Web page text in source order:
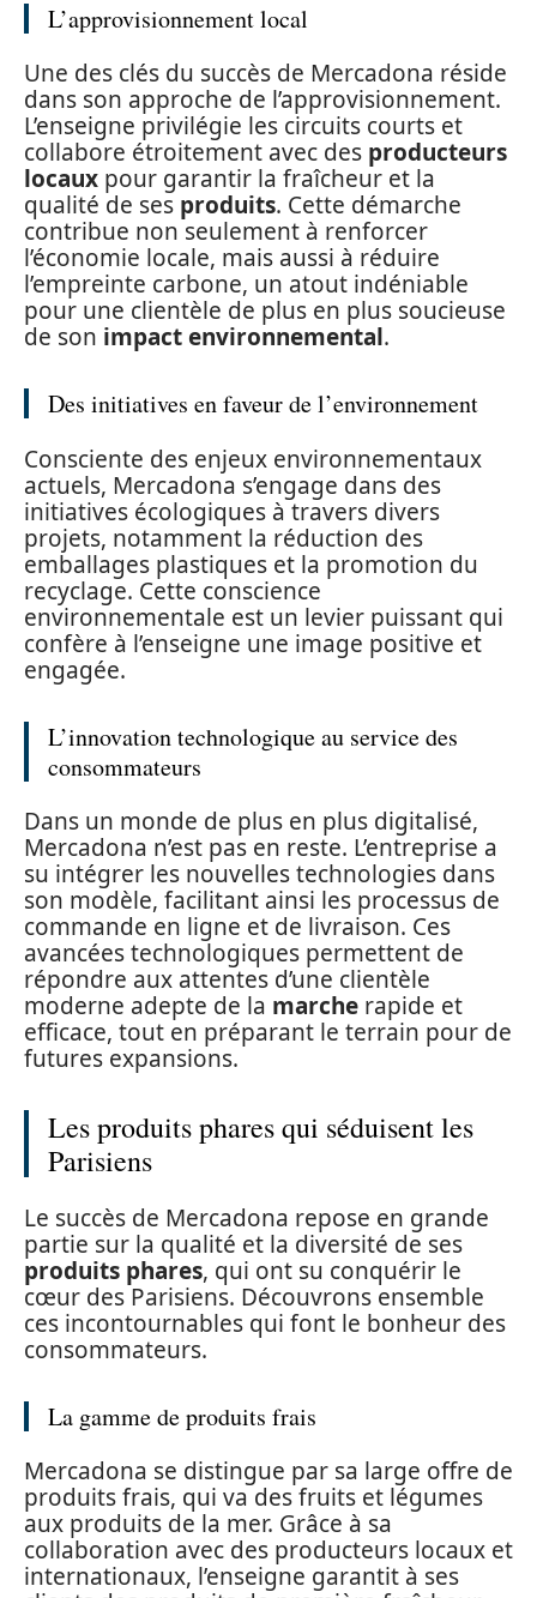
L’approvisionnement local
Une des clés du succès de Mercadona réside
dans son approche de l’approvisionnement.
L’enseigne privilégie les circuits courts et
collabore étroitement avec des producteurs
locaux pour garantir la fraîcheur et la
qualité de ses produits. Cette démarche
contribue non seulement à renforcer
l’économie locale, mais aussi à réduire
l’empreinte carbone, un atout indéniable
pour une clientèle de plus en plus soucieuse
de son impact environnemental.
Des initiatives en faveur de l’environnement
Consciente des enjeux environnementaux
actuels, Mercadona s’engage dans des
initiatives écologiques à travers divers
projets, notamment la réduction des
emballages plastiques et la promotion du
recyclage. Cette conscience
environnementale est un levier puissant qui
confère à l’enseigne une image positive et
engagée.
L’innovation technologique au service des
consommateurs
Dans un monde de plus en plus digitalisé,
Mercadona n’est pas en reste. L’entreprise a
su intégrer les nouvelles technologies dans
son modèle, facilitant ainsi les processus de
commande en ligne et de livraison. Ces
avancées technologiques permettent de
répondre aux attentes d’une clientèle
moderne adepte de la marche rapide et
efficace, tout en préparant le terrain pour de
futures expansions.
Les produits phares qui séduisent les
Parisiens
Le succès de Mercadona repose en grande
partie sur la qualité et la diversité de ses
produits phares, qui ont su conquérir le
cœur des Parisiens. Découvrons ensemble
ces incontournables qui font le bonheur des
consommateurs.
La gamme de produits frais
Mercadona se distingue par sa large offre de
produits frais, qui va des fruits et légumes
aux produits de la mer. Grâce à sa
collaboration avec des producteurs locaux et
internationaux, l’enseigne garantit à ses